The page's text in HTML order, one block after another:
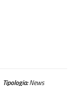
Tipologia:News